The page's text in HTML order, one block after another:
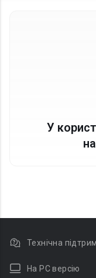
У
Технічна
На PC версію